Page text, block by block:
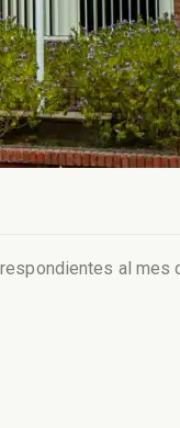
al mes